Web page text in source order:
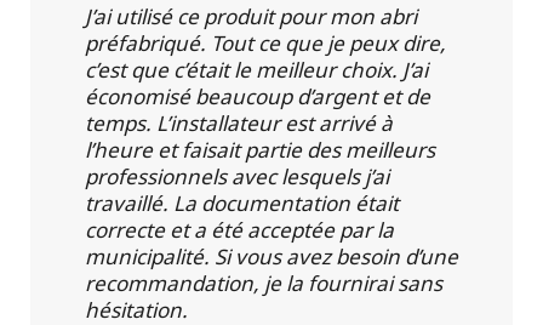
J’ai utilisé ce produit pour mon abri
préfabriqué. Tout ce que je peux dire,
c’est que c’était le meilleur choix. J’ai
économisé beaucoup d’argent et de
temps. L’installateur est arrivé à
l’heure et faisait partie des meilleurs
professionnels avec lesquels j’ai
travaillé. La documentation était
correcte et a été acceptée par la
municipalité. Si vous avez besoin d’une
recommandation, je la fournirai sans
hésitation.